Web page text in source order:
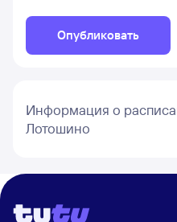
Опубликовать
Информация о
Лотошино